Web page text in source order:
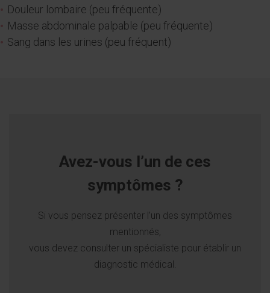
Douleur lombaire (peu fréquente)
Masse abdominale palpable (peu fréquente)
Sang dans les urines (peu fréquent)
Avez-vous l’un de ces
symptômes ?
Si vous pensez présenter l’un des symptômes
mentionnés,
vous devez consulter un spécialiste pour établir un
diagnostic médical.